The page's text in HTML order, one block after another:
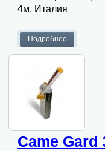
4м. Италия
Came Gard